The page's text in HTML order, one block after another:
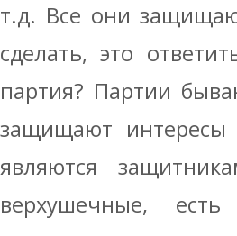
т.д. Все они
сделать, это
партия? Партии
защищают интересы
являются
верхушечные,